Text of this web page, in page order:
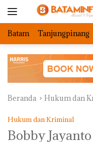
Batam Tanjungpinang
Beranda Hukum dan
Hukum dan Kriminal
Bobby